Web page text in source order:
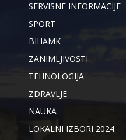
SERVISNE INFORMACIJE
SPORT
BIHAMK
ZANIMLJIVOSTI
TEHNOLOGIJA
ZDRAVLJE
NAUKA
LOKALNI IZBORI 2024.